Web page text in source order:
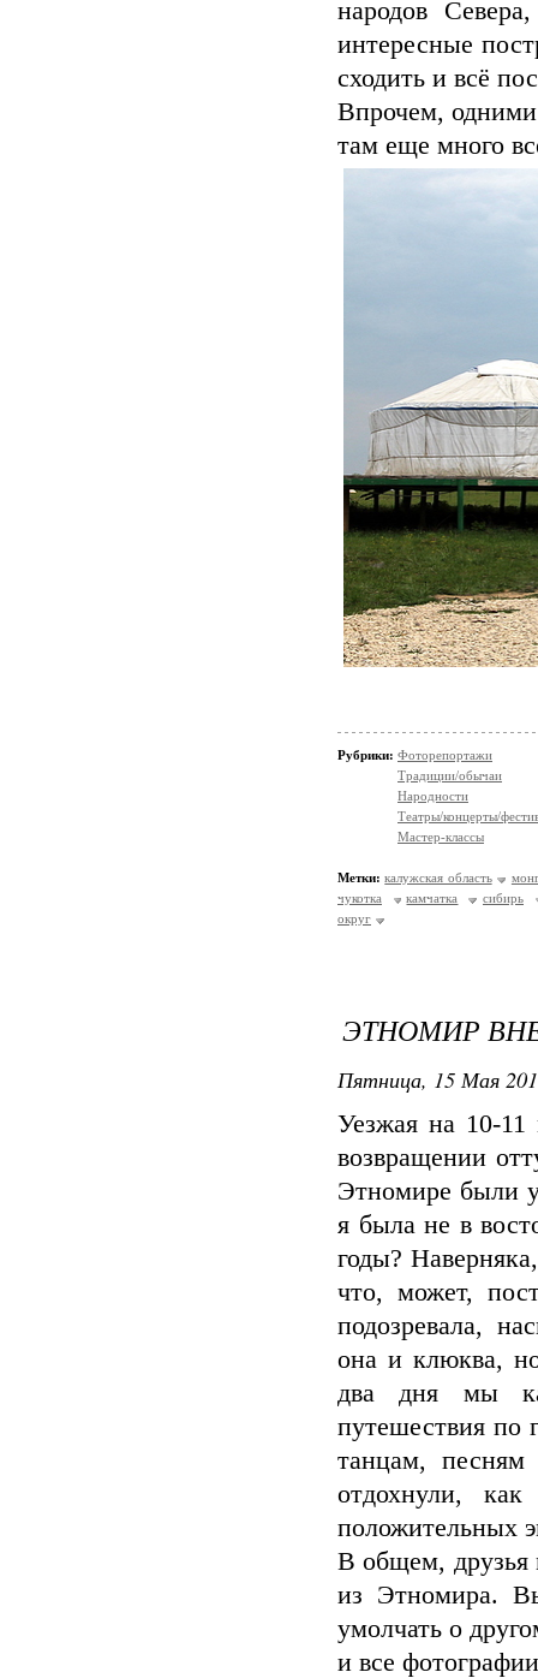
народов
интересные
сходить и всё
Впрочем,
там еще много
Рубрики: Фоторепортажи
Традиции/обычаи
Народности
Театры/концерты/
Мастер-классы
Метки: калужская область
чукотка
камчатка
сибирь
округ
ЭТНОМИР
Пятница, 15 Мая
Уезжая на 10-
возвращении
Этномире были
я была не в
годы?
что, может,
подозревала,
она и клюква,
два дня мы
путешествия по
танцам,
отдохнули,
положительных
В общем, друзья
из Этномира.
умолчать о
и все